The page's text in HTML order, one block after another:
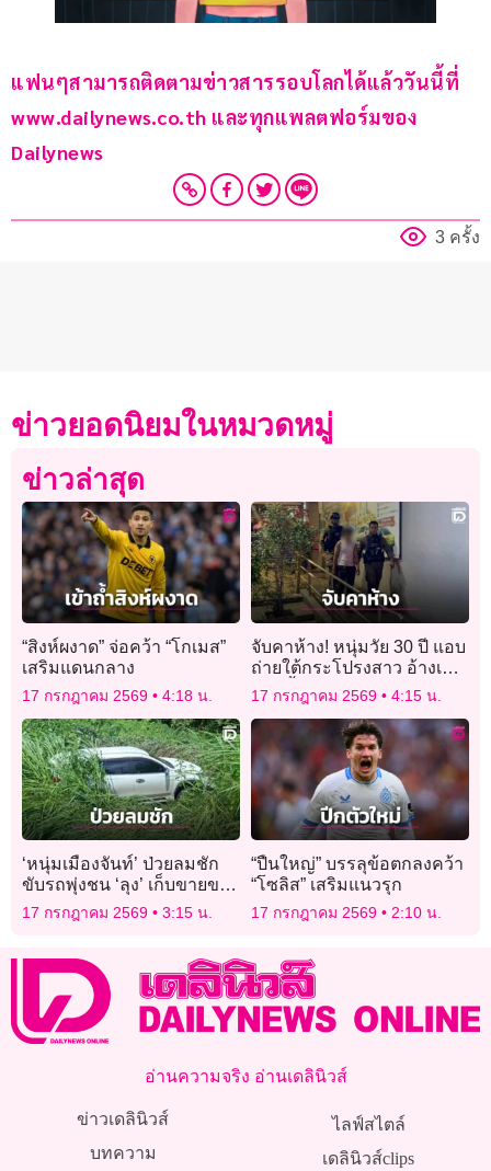
แฟนๆสามารถติดตามข่าวสารรอบโลกได้แล้ววันนี้ที่
www.dailynews.co.th และทุกแพลตฟอร์มของ
Dailynews
3 ครั้ง
ข่าวยอดนิยมในหมวดหมู่
ข่าวล่าสุด
“สิงห์ผงาด” จ่อคว้า “โกเมส”
เสริมแดนกลาง
17 กรกฎาคม 2569 4:18 น.
จับคาห้าง! หนุ่มวัย 30 ปี แอบ
ถ่ายใต้กระโปรงสาว อ้างเพิ่ง
ทำครั้งแรก แต่ในมือถือรูป
เหยื่อเพียบ
17 กรกฎาคม 2569 4:15 น.
‘หนุ่มเมืองจันท์’ ป่วยลมชัก
ขับรถพุ่งชน ‘ลุง’ เก็บขายของ
เก่าดับสลด ก่อนพุ่งลงข้าง
17 กรกฎาคม 2569 3:15 น.
“ปืนใหญ่” บรรลุข้อตกลงคว้า
“โซลิส” เสริมแนวรุก
17 กรกฎาคม 2569 2:10 น.
อ่านความจริง อ่านเดลินิวส์
ข่าวเดลินิวส์
บทความ
ไลฟ์สไตล์
เดลินิวส์clips